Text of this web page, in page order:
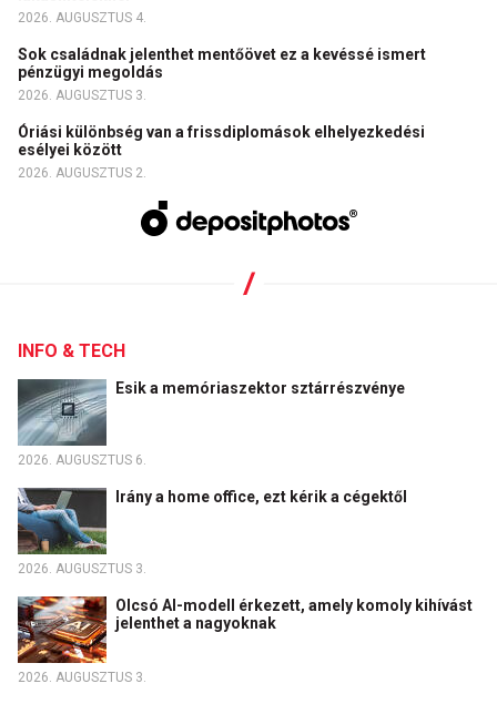
2026. AUGUSZTUS 4.
Sok családnak jelenthet mentőövet ez a kevéssé ismert
pénzügyi megoldás
2026. AUGUSZTUS 3.
Óriási különbség van a frissdiplomások elhelyezkedési
esélyei között
2026. AUGUSZTUS 2.
INFO & TECH
Esik a memóriaszektor sztárrészvénye
2026. AUGUSZTUS 6.
Irány a home office, ezt kérik a cégektől
2026. AUGUSZTUS 3.
Olcsó AI-modell érkezett, amely komoly kihívást
jelenthet a nagyoknak
2026. AUGUSZTUS 3.